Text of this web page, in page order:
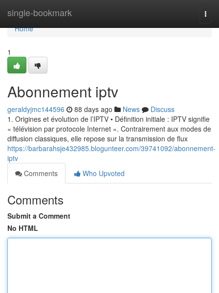
single-bookmark
Home
Home
1
Abonnement iptv
geraldyjmc144596 88 days ago News
Discuss
1. Origines et évolution de l’IPTV • Définition initiale : IPTV signifie
« télévision par protocole Internet ». Contrairement aux modes de
diffusion classiques, elle repose sur la transmission de flux
https://barbarahsje432985.blogunteer.com/39741092/abonnement-
iptv
Comments
Who Upvoted
Comments
Submit a Comment
No HTML